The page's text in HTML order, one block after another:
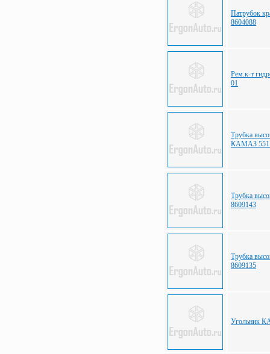
Патрубок
8604088
Рем.к-т
01
Трубка
КАМАЗ
Трубка
8609143
Трубка
8609135
Угольник